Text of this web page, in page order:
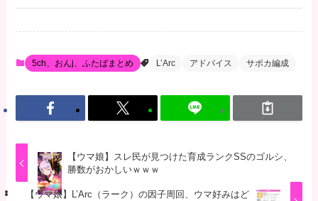
5ch、おんj、ふたばまとめ L’Arc アドバイス サポカ編成
【ウマ娘】スレ民が見つけた育成ランクSSのゴルシ、
勝数がおかしいｗｗｗ
【ウマ娘】L’Arc（ラーク）の因子周回、ウマ好みはど